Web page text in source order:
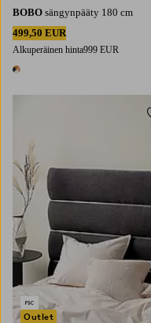
BOBO sängynpääty 180 cm
499,50 EUR
Alkuperäinen hinta999 EUR
1 väri
Outlet